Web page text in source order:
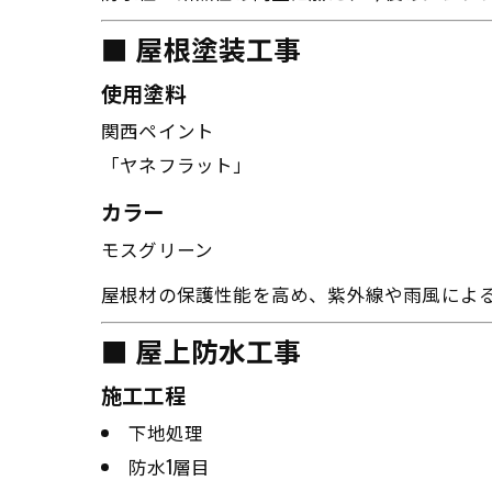
■ 屋根塗装工事
使用塗料
関西ペイント
「ヤネフラット」
カラー
モスグリーン
屋根材の保護性能を高め、紫外線や雨風によ
■ 屋上防水工事
施工工程
下地処理
防水1層目